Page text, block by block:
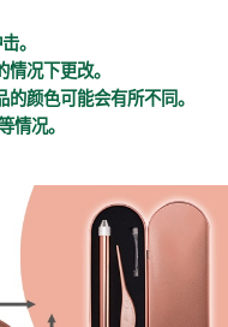
。
况下更改。
颜色可能会有所不同。
情况。